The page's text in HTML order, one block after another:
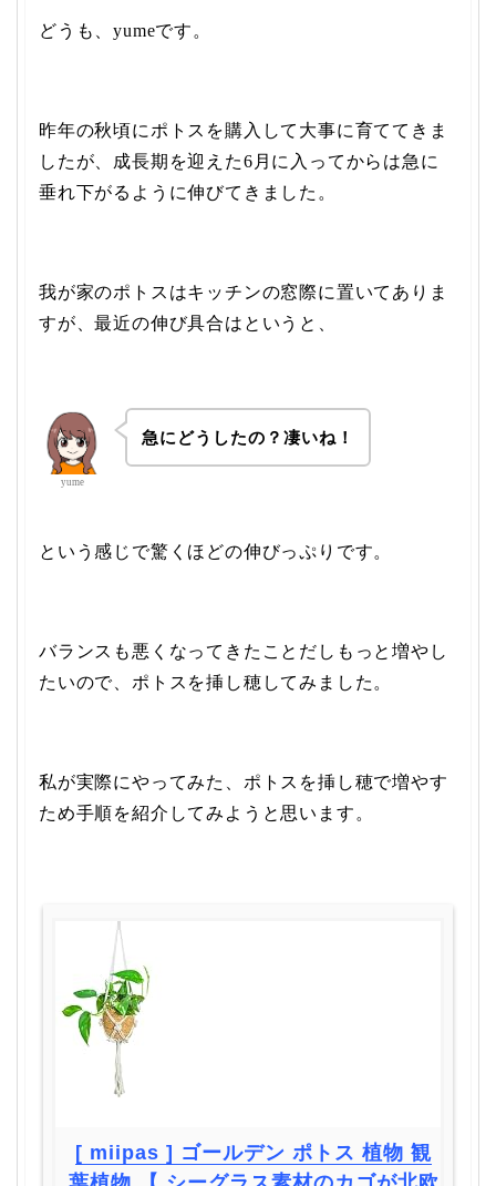
どうも、yumeです。
昨年の秋頃にポトスを購入して大事に育ててきま
したが、成長期を迎えた6月に入ってからは急に
垂れ下がるように伸びてきました。
我が家のポトスはキッチンの窓際に置いてありま
すが、最近の伸び具合はというと、
yume
急にどうしたの？凄いね！
という感じで驚くほどの伸びっぷりです。
バランスも悪くなってきたことだしもっと増やし
たいので、ポトスを挿し穂してみました。
私が実際にやってみた、ポトスを挿し穂で増やす
ため手順を紹介してみようと思います。
[ miipas ] ゴールデン ポトス 植物 観